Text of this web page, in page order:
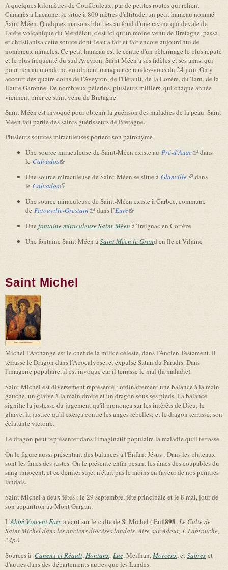
A quelques kilomètres de Couffouleux, par de petites routes qui relient
Camarès à Lacaune, se situe à 800 mètres d'altitude, un petit hameau nommé
Saint Méen. Quelques maisons blotties au fond d'une ravine qui dévale de
l'arête volcanique du Merdélou, c'est ici qu'un moine venu de Bretagne, passa
et christianisa cette source dont l'eau a fait et fait encore aujourd'hui de
nombreux miracles. Ce petit hameau est le centre d'un pèlerinage le plus réputé
et le plus fréquenté du sud Aveyron. Saint Méen a ses fidèles et ses amis, qui
pour rien au monde ne voudraient manquer ce rendez-vous du 24 juin. On y
accourt des quatre coins de l'Aveyron, de l'Hérault, de la Lozère, du Tarn, de la
Haute Garonne. De nombreux pèlerins, plusieurs milliers, qui chaque année
viennent prier ce saint venu de Bretagne.
Saint Méen est invoqué pour obtenir la guérison des maladies de la peau. Saint
Méen fait partie des saints guérisseurs de Bretagne.
Plusieurs sources miraculeuses portent son patronyme
Une source miraculeuse de Saint-Méen existe au Pré-d'Auge(link is
dans
le Calvados(link is external)
Une source miraculeuse de Saint-Méen se situe à Glanville(link is
dans
le Calvados(link is external)
Une source miraculeuse de Saint-Méen existe à Carbec, commune
de Fatouville-Grestain(link is external)
dans l’Eure(link is external)
Une fontaine miraculeuse Saint-Méen à Treignac en Corrèze
Une fontaine Saint Méen àSaint Méen le Grand en Ile et Vilaine
Saint Michel
Michel l’Archange est le chef de la milice céleste, dans l’Ancien Testament. Il
terrasse le Dragon dans l’Apocalypse, et expulse Satan du Paradis. Dans
l'imagerie populaire, il est invoqué car il terrasse le mal (la maladie).
Saint Michel est diversement représenté : ordinairement une balance à la main
gauche, un glaive à la main droite et un dragon sous ses pieds. La balance
signifie la justesse du jugement qu'il prononça sur les intérêts de Dieu; le
glaive, la justice qu'il exerça contre les anges rebelles; et le dragon terrassé, son
éclatante victoire.
Le dragon peut représenter dans l'imaginatif populaire la maladie qu'il terrasse.
On le figure aussi présentant des balances à l'Enfant Jésus : Dans les plateaux
sont les âmes des justes. On le présente enfin pesant les âmes des coupables du
sang innocent, et ce dernier sujet n'était pas le moins en faveur de nos peintres
landais.
Saint Michel a deux fêtes : le 29 septembre, fête principale et le 8 mai, jour de
son apparition au Mont Gargan.
L'Abbé Vincent Foix a écrit sur le culte de St Michel ( En1898. Le Culte de
Saint Michel dans les anciens diocèses landais. Aire-sur-Adour, J. Labrouche,
24p.)
Sources à Canenx et Réault,Hontanx, Lue, Meilhan,Morcenx, etSabres et
d'autres dans des départements autres que les Landes.